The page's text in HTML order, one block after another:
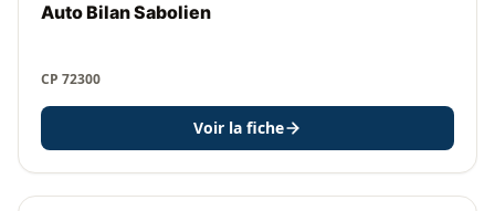
Auto Bilan Sabolien
CP 72300
Voir la fiche